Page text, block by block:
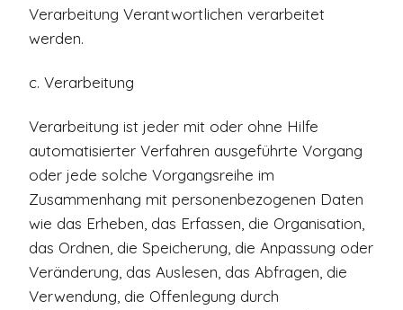
Verarbeitung Verantwortlichen verarbeitet
werden.
c. Verarbeitung
Verarbeitung ist jeder mit oder ohne Hilfe
automatisierter Verfahren ausgeführte Vorgang
oder jede solche Vorgangsreihe im
Zusammenhang mit personenbezogenen Daten
wie das Erheben, das Erfassen, die Organisation,
das Ordnen, die Speicherung, die Anpassung oder
Veränderung, das Auslesen, das Abfragen, die
Verwendung, die Offenlegung durch